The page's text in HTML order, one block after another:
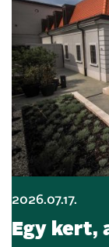
2026.07.17.
Egy kert,